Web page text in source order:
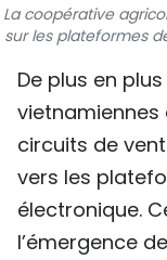
La coopérative
sur les plateformes
De plus en
circuits de
vers les
électronique.
l’émergence